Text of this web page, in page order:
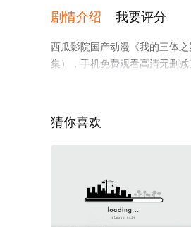
剧情介绍 我要评分
西瓜影院国产动漫《我的三体
集），手机免费观看高清无删
猜你喜欢